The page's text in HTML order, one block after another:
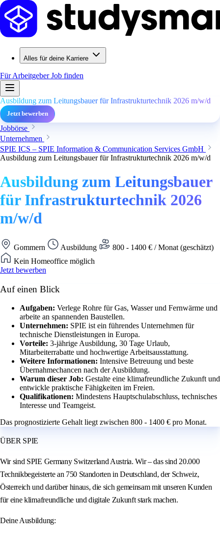
Alles für deine Karriere
Für ArbeitgeberJob finden
Ausbildung zum Leitungsbauer für Infrastrukturtechnik 2026 m/w/d
Jetzt bewerben
Jobbörse
Unternehmen
SPIE ICS – SPIE Information & Communication Services GmbH
Ausbildung zum Leitungsbauer für Infrastrukturtechnik 2026 m/w/d
Ausbildung zum Leitungsbauer
für Infrastrukturtechnik 2026
m/w/d
Gommern Ausbildung
800 - 1400 € / Monat (geschätzt)
Kein Homeoffice möglich
Jetzt bewerben
Auf einen Blick
Aufgaben: Verlege Rohre für Gas, Wasser und Fernwärme und
arbeite an spannenden Baustellen.
Unternehmen: SPIE ist ein führendes Unternehmen für
technische Dienstleistungen in Europa.
Vorteile: 3-jährige Ausbildung, 30 Tage Urlaub,
Mitarbeiterrabatte und hochwertige Arbeitsausstattung.
Weitere Informationen: Intensive Betreuung und beste
Übernahmechancen nach der Ausbildung.
Warum dieser Job: Gestalte eine klimafreundliche Zukunft und
entwickle praktische Fähigkeiten im Freien.
Qualifikationen: Mindestens Hauptschulabschluss, technisches
Interesse und Teamgeist.
Das prognostizierte Gehalt liegt zwischen 800 - 1400 € pro Monat.
ÜBER SPIE
Wir sind SPIE Germany Switzerland Austria. Wir – das sind 20.000
Technikbegeisterte an 750 Standorten in Deutschland, der Schweiz,
Österreich und darüber hinaus, die sich gemeinsam mit unseren Kunden
für eine klimafreundliche und digitale Zukunft stark machen.
Deine Ausbildung: